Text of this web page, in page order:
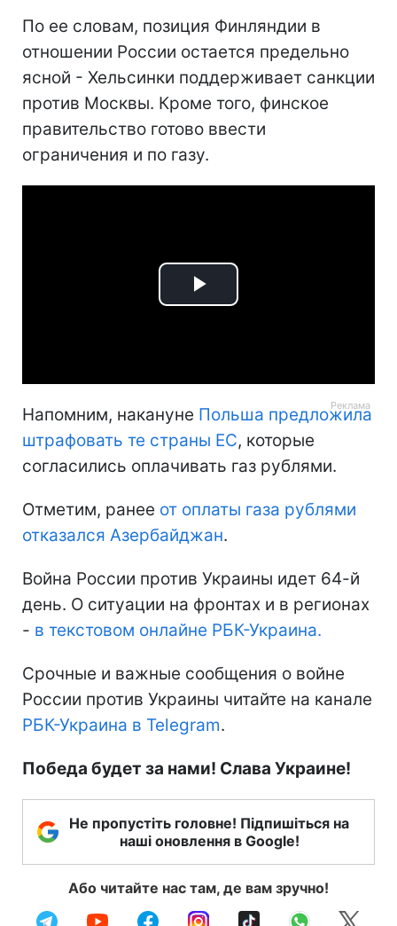
По ее словам, позиция Финляндии в
отношении России остается предельно
ясной - Хельсинки поддерживает санкции
против Москвы. Кроме того, финское
правительство готово ввести
ограничения и по газу.
Play
Напомним, накануне Польша предложила
штрафовать те страны ЕС, которые
согласились оплачивать газ рублями.
Отметим, ранее от оплаты газа рублями
отказался Азербайджан.
Война России против Украины идет 64-й
день. О ситуации на фронтах и в регионах
- в текстовом онлайне РБК-Украина.
Срочные и важные сообщения о войне
России против Украины читайте на канале
РБК-Украина в Telegram.
Победа будет за нами! Слава Украине!
Не пропустіть головне! Підпишіться на
наші оновлення в Google!
Або читайте нас там, де вам зручно!